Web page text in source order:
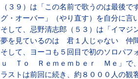
（３９）は「この名前で歌うのは最後
グ・オーバー」（やり直す）を自分に言
そして、忌野清志郎（５３）は「イマ
夢を見ているのは 君１人じゃない 仲間
そして、ヨーコも５回目で初のソロパ
ｕ Ｔｏ Ｒｅｍｅｍｂｅｒ Ｍｅ」で、
ラストは前回に続き、約８０００人の観